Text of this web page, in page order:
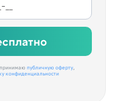
публичную оферту,
конфиденциальности